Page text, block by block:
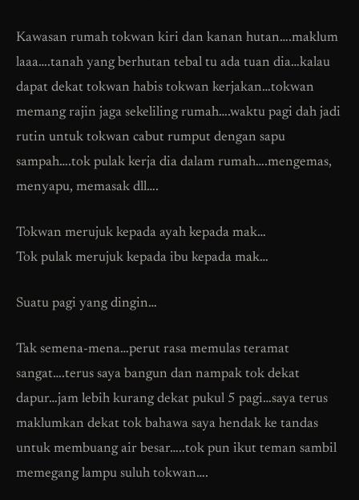
Kawasan rumah tokwan kiri dan kanan hutan….maklum
laaa….tanah yang berhutan tebal tu ada tuan dia…kalau
dapat dekat tokwan habis tokwan kerjakan…tokwan
memang rajin jaga sekeliling rumah….waktu pagi dah jadi
rutin untuk tokwan cabut rumput dengan sapu
sampah….tok pulak kerja dia dalam rumah….mengemas,
menyapu, memasak dll….
Tokwan merujuk kepada ayah kepada mak…
Tok pulak merujuk kepada ibu kepada mak…
Suatu pagi yang dingin…
Tak semena-mena…perut rasa memulas teramat
sangat….terus saya bangun dan nampak tok dekat
dapur…jam lebih kurang dekat pukul 5 pagi…saya terus
maklumkan dekat tok bahawa saya hendak ke tandas
untuk membuang air besar…..tok pun ikut teman sambil
memegang lampu suluh tokwan….